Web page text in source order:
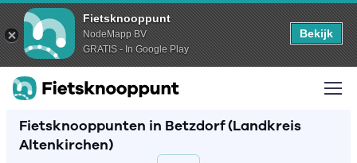
Fietsknooppunt
NodeMapp BV
GRATIS - In Google Play
Bekijk
Fietsknooppunten in Betzdorf (Landkreis
Altenkirchen)